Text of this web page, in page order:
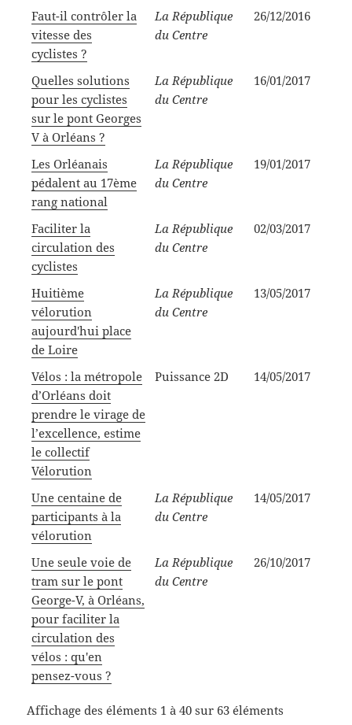
Faut-il contrôler la
vitesse des
cyclistes ?
La République
du Centre
26/12/2016
Quelles solutions
pour les cyclistes
sur le pont Georges
V à Orléans ?
La République
du Centre
16/01/2017
Les Orléanais
pédalent au 17ème
rang national
La République
du Centre
19/01/2017
Faciliter la
circulation des
cyclistes
La République
du Centre
02/03/2017
Huitième
vélorution
aujourd'hui place
de Loire
La République
du Centre
13/05/2017
Vélos : la métropole
d’Orléans doit
prendre le virage de
l’excellence, estime
le collectif
Vélorution
Puissance 2D 14/05/2017
Une centaine de
participants à la
vélorution
La République
du Centre
14/05/2017
Une seule voie de
tram sur le pont
George-V, à Orléans,
pour faciliter la
circulation des
vélos : qu'en
pensez-vous ?
La République
du Centre
26/10/2017
Affichage des éléments 1 à 40 sur 63 éléments